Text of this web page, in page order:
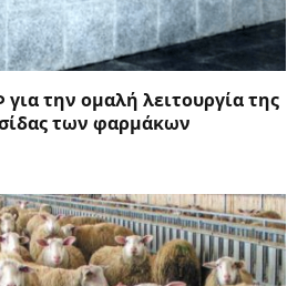
την ομαλή λειτουργία της
των φαρμάκων